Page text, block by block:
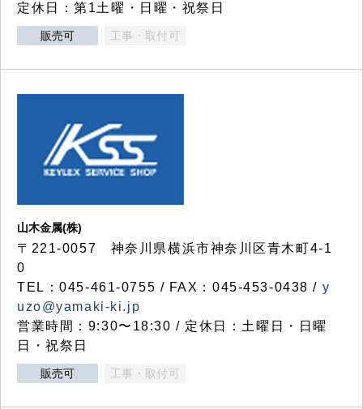
定休日：第1土曜・日曜・祝祭日
販売可 工事・取付可
山木金属(株)
〒221-0057 神奈川県横浜市神奈川区青木町4-1
0
TEL：045-461-0755 / FAX：045-453-0438 / y
uzo@yamaki-ki.jp
営業時間：9:30〜18:30 / 定休日：土曜日・日曜
日・祝祭日
販売可 工事・取付可